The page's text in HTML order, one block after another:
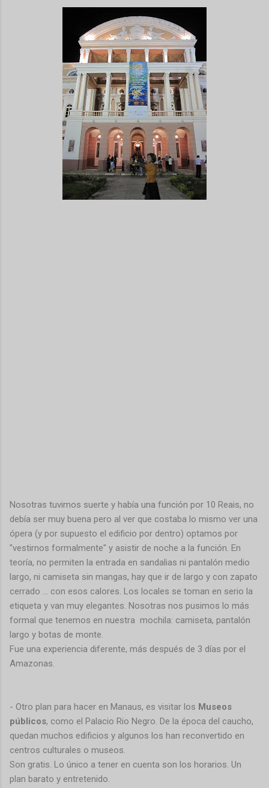
Nosotras tuvimos suerte y había una función por 10 Reais, no
debía ser muy buena pero al ver que costaba lo mismo ver una
ópera (y por supuesto el edificio por dentro) optamos por
"vestirnos formalmente" y asistir de noche a la función. En
teoría, no permiten la entrada en sandalias ni pantalón medio
largo, ni camiseta sin mangas, hay que ir de largo y con zapato
cerrado ... con esos calores. Los locales se toman en serio la
etiqueta y van muy elegantes. Nosotras nos pusimos lo más
formal que tenemos en nuestra mochila: camiseta, pantalón
largo y botas de monte.
Fue una experiencia diferente, más después de 3 días por el
Amazonas.
- Otro plan para hacer en Manaus, es visitar los Museos
públicos, como el Palacio Rio Negro. De la época del caucho,
quedan muchos edificios y algunos los han reconvertido en
centros culturales o museos.
Son gratis. Lo único a tener en cuenta son los horarios. Un
plan barato y entretenido.